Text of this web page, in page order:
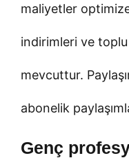
maliyetler
indirimleri ve
mevcuttur.
abonelik
Genç